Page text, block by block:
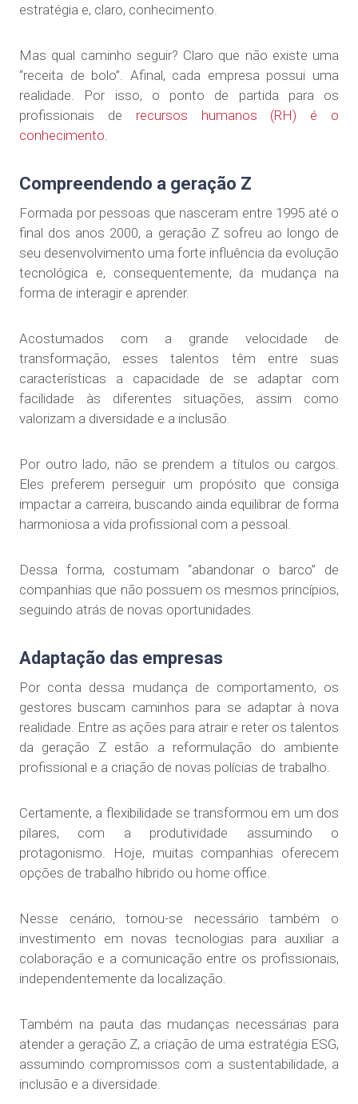
estratégia e, claro, conhecimento.
Mas qual caminho seguir? Claro que não existe uma
“receita de bolo”. Afinal, cada empresa possui uma
realidade. Por isso, o ponto de partida para os
profissionais de recursos humanos (RH) é o
conhecimento
Compreendendo a geração Z
Formada por pessoas que nasceram entre 1995 até o
final dos anos 2000, a geração Z sofreu ao longo de
seu desenvolvimento uma forte influência da evolução
tecnológica e, consequentemente, da mudança na
forma de interagir e aprender.
Acostumados com a grande velocidade de
transformação, esses talentos têm entre suas
características a capacidade de se adaptar com
facilidade às diferentes situações, assim como
valorizam a diversidade e a inclusão.
Por outro lado, não se prendem a títulos ou cargos.
Eles preferem perseguir um propósito que consiga
impactar a carreira, buscando ainda equilibrar de forma
harmoniosa a vida profissional com a pessoal.
Dessa forma, costumam “abandonar o barco” de
companhias que não possuem os mesmos princípios,
seguindo atrás de novas oportunidades.
Adaptação das empresas
Por conta dessa mudança de comportamento, os
gestores buscam caminhos para se adaptar à nova
realidade. Entre as ações para atrair e reter os talentos
da geração Z estão a reformulação do ambiente
profissional e a criação de novas polícias de trabalho.
Certamente, a flexibilidade se transformou em um dos
pilares, com a produtividade assumindo o
protagonismo. Hoje, muitas companhias oferecem
opções de trabalho híbrido ou home office.
Nesse cenário, tornou-se necessário também o
investimento em novas tecnologias para auxiliar a
colaboração e a comunicação entre os profissionais,
independentemente da localização.
Também na pauta das mudanças necessárias para
atender a geração Z, a criação de uma estratégia ESG,
assumindo compromissos com a sustentabilidade, a
inclusão e a diversidade.